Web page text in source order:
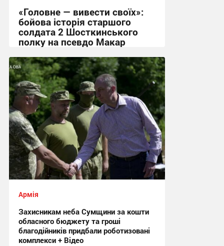
«Головне — вивести своїх»:
бойова історія старшого
солдата 2 Шосткинського
полку на псевдо Макар
12:08, 3.08.2026
Армія
Захисникам неба Сумщини за кошти
обласного бюджету та гроші
благодійників придбали роботизовані
комплекси + Відео